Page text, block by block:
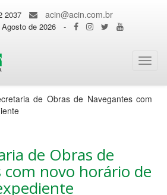
2037 acin@acin.com.br
de 2026 -
de Obras de Navegantes com
de Obras de
com novo horário de